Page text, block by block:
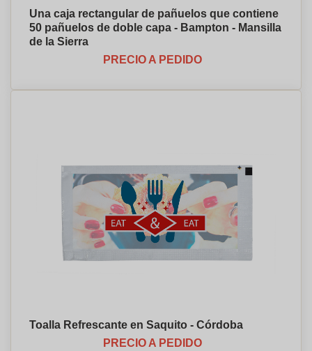
Una caja rectangular de pañuelos que contiene
50 pañuelos de doble capa - Bampton - Mansilla
de la Sierra
PRECIO A PEDIDO
Toalla Refrescante en Saquito - Córdoba
PRECIO A PEDIDO